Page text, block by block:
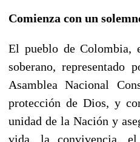
Comienza con un
El pueblo de Colombia,
soberano, representado
Asamblea Nacional
protección de Dios, y
unidad de la Nación y
vida, la convivencia,